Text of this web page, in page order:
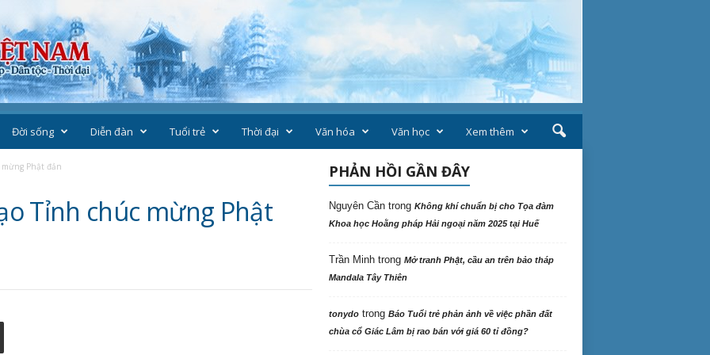
Đời sống Diễn đàn Tuổi trẻ Thời đại Văn hóa Văn học Xem thêm
mừng Phật đản
Tỉnh chúc mừng Phật
PHẢN HỒI GẦN ĐÂY
Nguyên Cầntrong Không khí chuẩn bị cho Tọa đàm
Khoa học Hoằng pháp Hải ngoại năm 2025 tại Huế
Trần Minhtrong Mở tranh Phật, cầu an trên bảo tháp
Mandala Tây Thiên
tonydotrong Báo Tuổi trẻ phản ảnh về việc phần đất
chùa cổ Giác Lâm bị rao bán với giá 60 tỉ đồng?